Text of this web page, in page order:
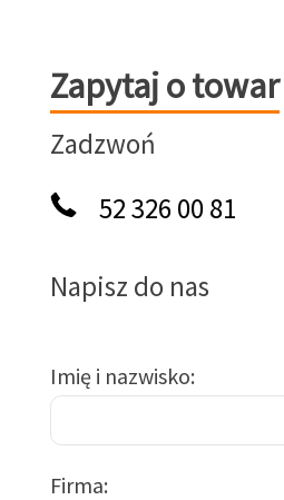
Zapytaj o towar
Zapytaj o towar
Zadzwoń
52 326 00 81
Napisz do nas
Imię i nazwisko
Firma